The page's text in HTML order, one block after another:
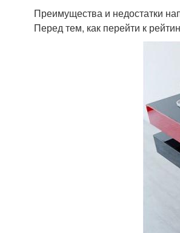
Преимущества и недостатки
Перед тем, как перейти к